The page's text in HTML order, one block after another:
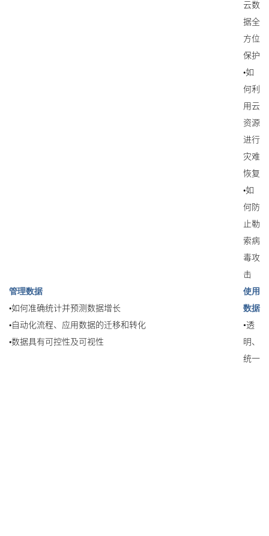
云数
据全
方位
保护
•如
何利
用云
资源
进行
灾难
恢复
•如
何防
止勒
索病
毒攻
击
管理数据
•如何准确统计并预测数据增长
•自动化流程、应用数据的迁移和转化
•数据具有可控性及可视性
使用
数据
•透
明、
统一